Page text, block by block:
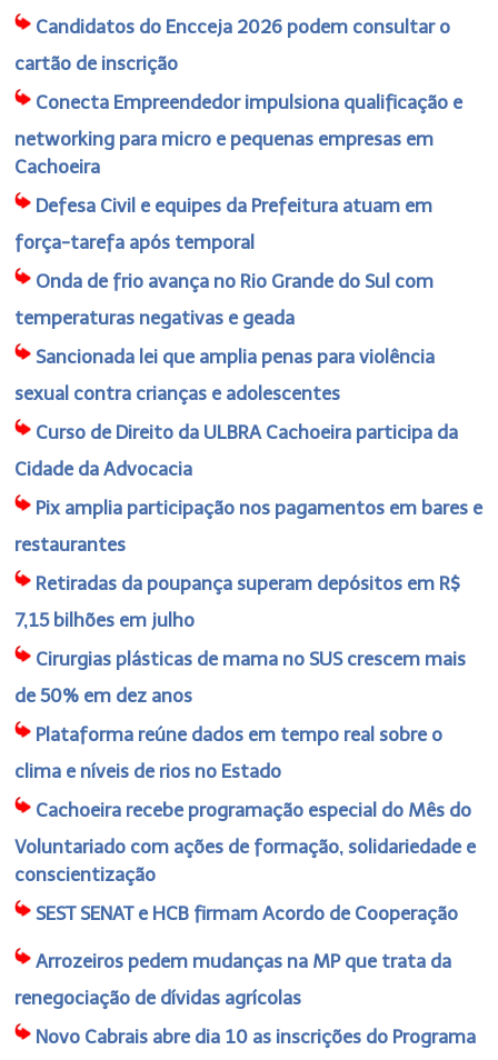
Candidatos do Encceja 2026 podem consultar o
cartão de inscrição
Conecta Empreendedor impulsiona qualificação e
networking para micro e pequenas empresas em
Cachoeira
Defesa Civil e equipes da Prefeitura atuam em
força-tarefa após temporal
Onda de frio avança no Rio Grande do Sul com
temperaturas negativas e geada
Sancionada lei que amplia penas para violência
sexual contra crianças e adolescentes
Curso de Direito da ULBRA Cachoeira participa da
Cidade da Advocacia
Pix amplia participação nos pagamentos em bares e
restaurantes
Retiradas da poupança superam depósitos em R$
7,15 bilhões em julho
Cirurgias plásticas de mama no SUS crescem mais
de 50% em dez anos
Plataforma reúne dados em tempo real sobre o
clima e níveis de rios no Estado
Cachoeira recebe programação especial do Mês do
Voluntariado com ações de formação, solidariedade e
conscientização
SEST SENAT e HCB firmam Acordo de Cooperação
Arrozeiros pedem mudanças na MP que trata da
renegociação de dívidas agrícolas
Novo Cabrais abre dia 10 as inscrições do Programa